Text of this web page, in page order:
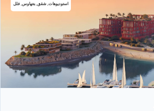
استوديوهات, شقق, بنتهاوس, فلل